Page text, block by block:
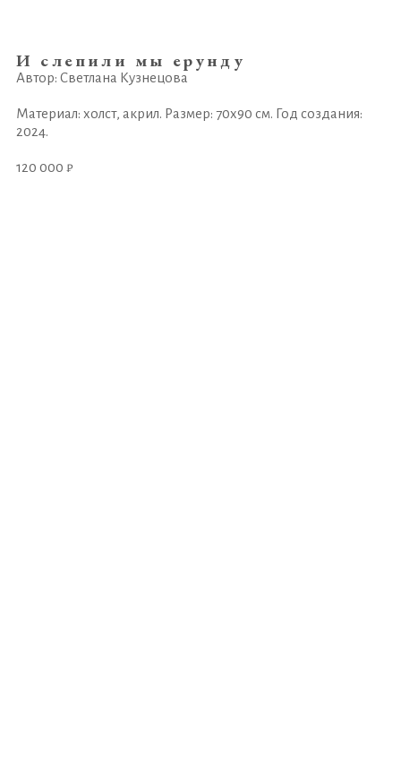
И слепили мы ерунду
Автор: Светлана Кузнецова
Материал: холст, акрил. Размер: 70х90 см. Год создания:
2024.
120 000 ₽